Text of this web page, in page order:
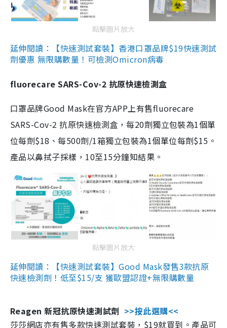
點擊圖片放大
延伸閱讀：【快速測試套裝】香港口罩品牌$19快速測試
劑優惠 無限購數量！可檢測Omicron病毒
fluorecare SARS-Cov-2 抗原快速檢測盒
口罩品牌Good Mask在官方APP上有售fluorecare
SARS-Cov-2 抗原快速檢測盒，每20劑獨立包裝為1個單
位每劑$18、每500劑/1箱獨立包裝為1個單位每劑$15。
產品以鼻拭子採樣，10至15分鐘知結果。
點擊圖片放大
延伸閱讀：【快速測試套裝】Good Mask發售3款抗原
快速檢測劑！低至$15/支 獲歐盟認證+無限購數量
Reagen 新冠抗原快速測試劑 >>按此選購<<
莎莎網店亦有售多款快速測試套裝，$19就買到。產品可